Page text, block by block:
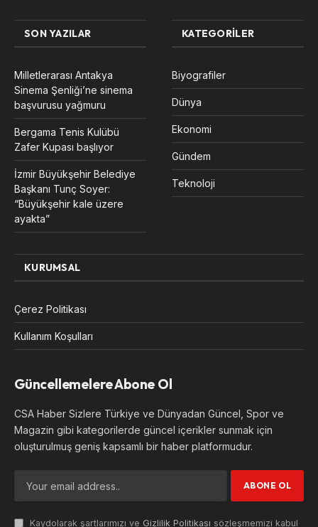
SON YAZILAR
Milletlerarası Antakya
Sinema Şenliği’ne sinema
başvurusu yağmuru
Bergama Tenis Kulübü
Zafer Kupası başlıyor
İzmir Büyükşehir Belediye
Başkanı Tunç Soyer:
“Büyükşehir kale üzere
ayakta”
KATEGORILER
Biyografiler
Dünya
Ekonomi
Gündem
Teknoloji
KURUMSAL
Çerez Politikası
Kullanım Koşulları
Güncellemelere Abone Ol
CSA Haber Sizlere Türkiye ve Dünyadan Güncel, Spor ve
Magazin gibi kategorilerde güncel içerikler sunmak için
oluşturulmuş geniş kapsamlı bir haber platformudur.
Kaydolarak şartlarımızı ve Gizlilik Politikası sözleşmemizi kabul